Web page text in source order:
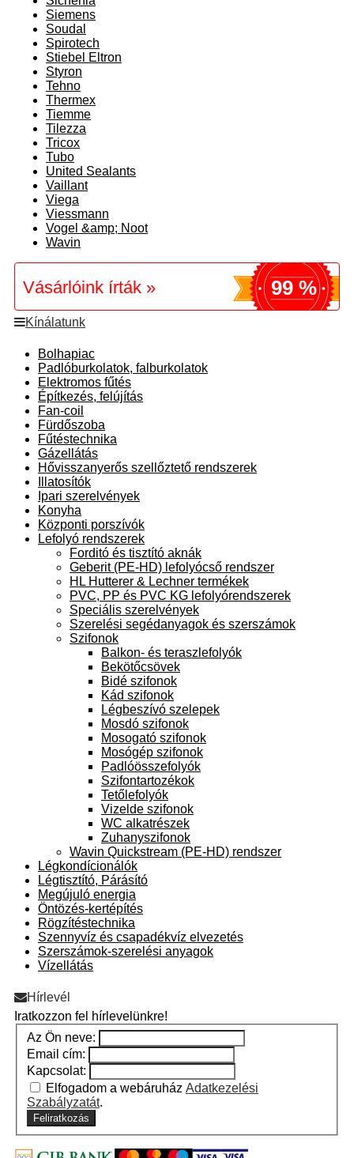
Siemens
Soudal
Spirotech
Stiebel Eltron
Styron
Tehno
Thermex
Tiemme
Tilezza
Tricox
Tubo
United Sealants
Vaillant
Viega
Viessmann
Vogel &amp; Noot
Wavin
Vásárlóink írták » 99 %
Kínálatunk
Bolhapiac
Padlóburkolatok, falburkolatok
Elektromos fűtés
Építkezés, felújítás
Fan-coil
Fürdőszoba
Fűtéstechnika
Gázellátás
Hővisszanyerős szellőztető rendszerek
Illatosítók
Ipari szerelvények
Konyha
Központi porszívók
Lefolyó rendszerek
Forditó és tisztító aknák
Geberit (PE-HD) lefolyócső rendszer
HL Hutterer & Lechner termékek
PVC, PP és PVC KG lefolyórendszerek
Speciális szerelvények
Szerelési segédanyagok és szerszámok
Szifonok
Balkon- és teraszlefolyók
Bekötőcsövek
Bidé szifonok
Kád szifonok
Légbeszívó szelepek
Mosdó szifonok
Mosogató szifonok
Mosógép szifonok
Padlóösszefolyók
Szifontartozékok
Tetőlefolyók
Vizelde szifonok
WC alkatrészek
Zuhanyszifonok
Wavin Quickstream (PE-HD) rendszer
Légkondícionálók
Légtisztító, Párásító
Megújuló energia
Öntözés-kertépítés
Rögzítéstechnika
Szennyvíz és csapadékvíz elvezetés
Szerszámok-szerelési anyagok
Vízellátás
Hírlevél
Iratkozzon fel hírlevelünkre!
Az Ön neve:
Email cím:
Kapcsolat:
Elfogadom a webáruház Adatkezelési
Szabályzatát.
Feliratkozás